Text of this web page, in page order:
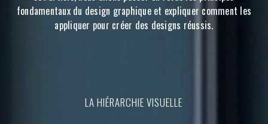
fondamentaux du design graphique et expliquer comment les
appliquer pour créer des designs réussis.
LA HIÉRARCHIE VISUELLE